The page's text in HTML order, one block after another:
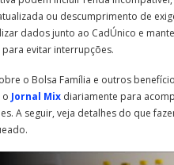
ou descumprimento de
dados junto ao CadÚnico e
evitar interrupções.
o Bolsa Família e outros
o Jornal Mix diariamente para
A seguir, veja detalhes do que